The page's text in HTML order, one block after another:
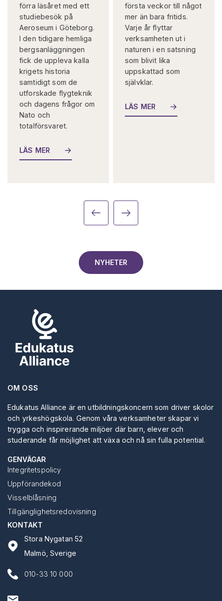
förra läsåret med ett
studiebesök på
Aeroseum i Göteborg.
I den tidigare hemliga
bergsanläggningen
fick de uppleva kalla
krigets historia
samtidigt som de
utforskade flygteknik
och dagens frågor om
Nato och
totalförsvaret.
LÄS MER
första veckor till något
mer än bara fritids.
Varje år flyttar
verksamheten ut i
naturen i en satsning
som blivit lika
uppskattad som
självklar.
LÄS MER
NYHETER
OM OSS
Edukatus Alliance är en utbildningskoncern som driver skolor
och yrkeshögskola. Genom våra verksamheter skapar vi
trygga och inspirerande miljöer där barn, elever och
studerande får möjlighet att växa och nå sin fulla potential.
GENVÄGAR
Integritetspolicy
Uppförandekod
Visselblåsning
Tillgänglighetsredovisning
KONTAKT
Stora Nygatan 52
Malmö, Sverige
010-33 10 000